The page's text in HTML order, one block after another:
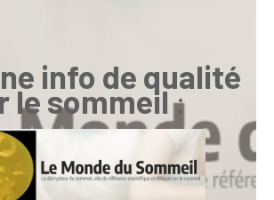
info de qualité
le sommeil: